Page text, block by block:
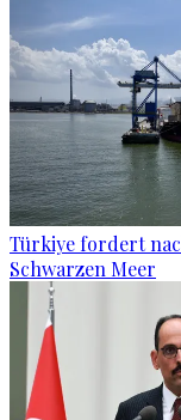
Türkiye fordert
Schwarzen Meer